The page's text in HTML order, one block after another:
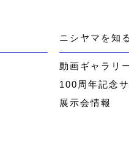
ニシヤマを知る
動画ギャラリ
100周年記念
展示会情報